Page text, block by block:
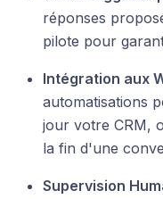
réponses
pilote pour
Intégration aux
automatisations
jour votre CRM,
la fin d'une
Supervision